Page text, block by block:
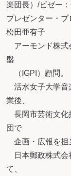
楽団長）/ビゼー
プレゼンター・プ
松田亜有子
アーモンド株式
盤
（IGPI）顧問。
活水女子大学音
業後、
長岡市芸術文化
団で
企画・広報を担
日本郵政株式会
て、